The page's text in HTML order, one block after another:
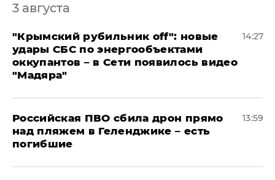
3 августа
"Крымский рубильник off": новые
удары СБС по энергообъектами
оккупантов – в Сети появилось видео
"Мадяра"
14:27
Российская ПВО сбила дрон прямо
над пляжем в Геленджике – есть
погибшие
13:59